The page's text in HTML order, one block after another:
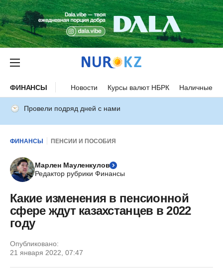
ФИНАНСЫ Новости Курсы валют НБРК Наличные
Провели подряд дней с нами
ФИНАНСЫ ПЕНСИИ И ПОСОБИЯ
Марлен Мауленкулов
Редактор рубрики Финансы
Какие изменения в пенсионной
сфере ждут казахстанцев в 2022
году
Опубликовано:
21 января 2022, 07:47